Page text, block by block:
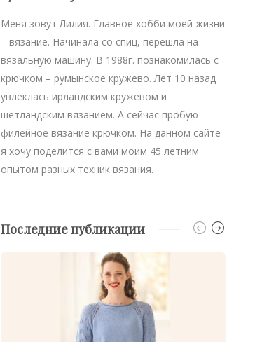
Меня зовут Лилия. Главное хобби моей жизни
– вязание. Начинала со спиц, перешла на
вязальную машину. В 1988г. познакомилась с
крючком – румынское кружево. Лет 10 назад
увлеклась ирландским кружевом и
шетландским вязанием. А сейчас пробую
филейное вязание крючком. На данном сайте
я хочу поделится с вами моим 45 летним
опытом разных техник вязания.
Последние публикации